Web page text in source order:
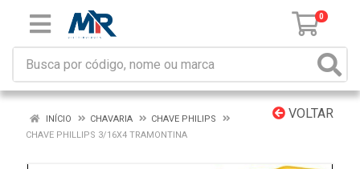
0
VOLTAR
INÍCIO CHAVARIA
CHAVE PHILIPS
CHAVE PHILLIPS 3/16X4 TRAMONTINA